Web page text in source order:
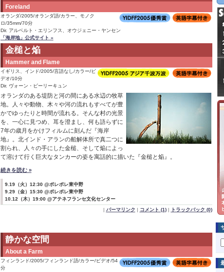
Foreland
オランダ/2005/オランダ語/カラー、モノク
ロ/35mm/70分
Dir. アルベルト・エリンフス、オウジェニー・ヤンセン
「海岸地」公式サイト »
金槌と焔
Hammer and Flame
イギリス、インド/2005/言語なし/カラー/ビ
デオ/10分
Dir. ヴォーン・ピーリーキュン
オランダのある堤防と河の間にある水辺の牧草
地。人々や動物、木々や河の流れもすべてが豊
かでゆったりと時間が流れる。そんな村の光景
を、一心に見つめ、耳を澄まし、何も語らずに
7年の歳月をかけフィルムに刻んだ『海岸
地』。北インド・アランの船解体所で真二つに
割られ、人々の手にした金槌、そして焔によっ
て溶けて行く巨大なタンカーの姿を寓話的に描いた『金槌と焔』。
続きを読む »
9.19（火）12:30 @ポレポレ東中野
9.29（金）15:30 @ポレポレ東中野
10.12（木）19:00 @アテネフランセ文化センター
| パーマリンク | コメント (1)| トラックバック (0)
静かな空間
About a Farm
フィンランド/2005/フィンランド語/カラー/ビデオ/54
分